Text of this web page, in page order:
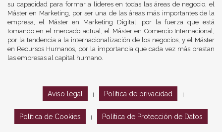
su capacidad para formar a líderes en todas las áreas de negocio, el
Máster en Marketing, por ser una de las áreas más importantes de la
empresa, el Máster en Marketing Digital, por la fuerza que está
tomando en el mercado actual, el Máster en Comercio Internacional,
por la tendencia a la internacionalización de los negocios, y el Máster
en Recursos Humanos, por la importancia que cada vez más prestan
las empresas al capital humano.
Aviso legal Política de privacidad
Política de Cookies Política de Protección de Datos